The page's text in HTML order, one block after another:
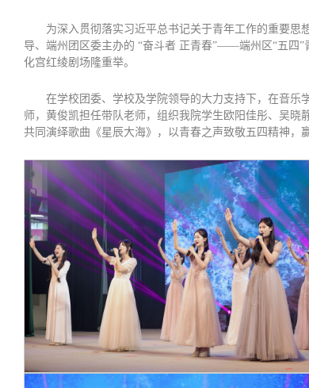
为深入贯彻落实习近平总书记关于青年工作的重要思
导、端州团区委主办的 “奋斗者 正青春”——端州区“五四
化宫红绫剧场隆重举。
在学校团委、学校及学院领导的大力支持下，在音
师，黄俊凯担任带队老师，组织我院学生欧阳佳彤、吴晓
共同演绎歌曲《星辰大海》，以青春之声致敬五四精神，